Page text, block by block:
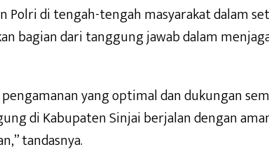
Polri di tengah-tengah masyarakat dalam
bagian dari tanggung jawab dalam
yang optimal dan dukungan
di Kabupaten Sinjai berjalan dengan
tandasnya.